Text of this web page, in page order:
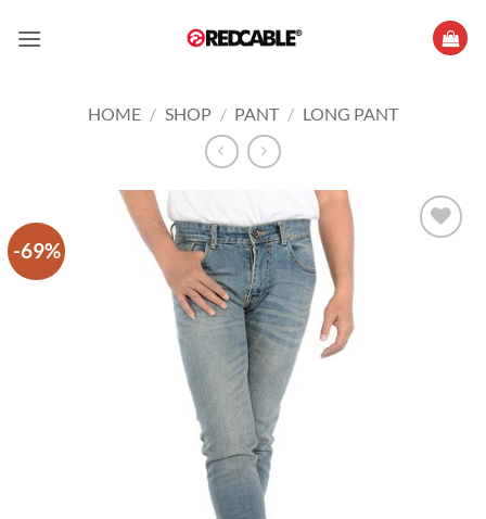
HOME / SHOP / PANT / LONG PANT
-69%